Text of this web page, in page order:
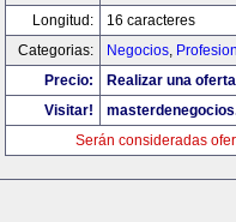
Longitud:
16 caracteres
Categorias:
Negocios,
Precio:
Realizar una
Visitar!
Serán consideradas